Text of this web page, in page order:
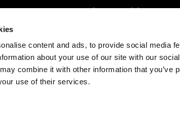
content and ads, to provide social media
about your use of our site with our
combine it with other information that you’ve
use of their services.
Investoren Share the Light